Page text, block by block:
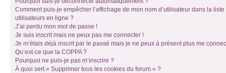
Comment puis-je empêcher l’affichage de mon nom d’utilisateur dans la liste
utilisateurs en ligne ?
J’ai perdu mon mot de passe !
Je suis inscrit mais ne peux pas me connecter !
Je m’étais déjà inscrit par le passé mais je ne peux à présent plus me
Qu’est-ce que la COPPA ?
Pourquoi ne puis-je pas m’inscrire ?
À quoi sert « Supprimer tous les cookies du forum » ?